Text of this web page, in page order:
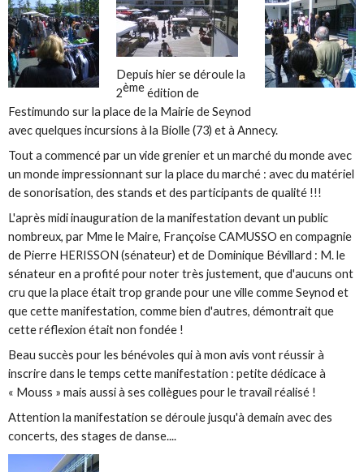
Depuis hier se déroule la
2èmeédition de
Festimundo sur la place de la Mairie de Seynod
avec quelques incursions à la Biolle (73) et à Annecy.
Tout a commencé par un vide grenier et un marché du monde avec
un monde impressionnant sur la place du marché : avec du matériel
de sonorisation, des stands et des participants de qualité !!!
L'après midi inauguration de la manifestation devant un public
nombreux, par Mme le Maire, Françoise CAMUSSO en compagnie
de Pierre HERISSON (sénateur) et de Dominique Bévillard : M. le
sénateur en a profité pour noter très justement, que d'aucuns ont
cru que la place était trop grande pour une ville comme Seynod et
que cette manifestation, comme bien d'autres, démontrait que
cette réflexion était non fondée !
Beau succès pour les bénévoles qui à mon avis vont réussir à
inscrire dans le temps cette manifestation : petite dédicace à
« Mouss » mais aussi à ses collègues pour le travail réalisé !
Attention la manifestation se déroule jusqu'à demain avec des
concerts, des stages de danse....